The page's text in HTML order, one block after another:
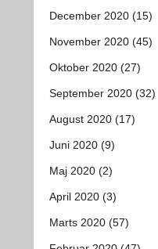
December 2020 (15)
November 2020 (45)
Oktober 2020 (27)
September 2020 (32)
August 2020 (17)
Juni 2020 (9)
Maj 2020 (2)
April 2020 (3)
Marts 2020 (57)